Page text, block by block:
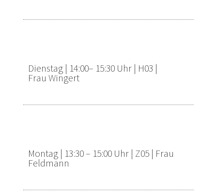
Dienstag | 14:00– 15:30 Uhr | H03 |
Frau Wingert
Montag | 13:30 – 15:00 Uhr | Z05 | Frau
Feldmann